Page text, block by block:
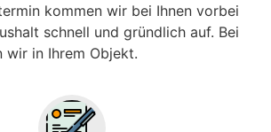
kommen wir bei Ihnen vorbei
schnell und gründlich auf. Bei
wir in Ihrem Objekt.